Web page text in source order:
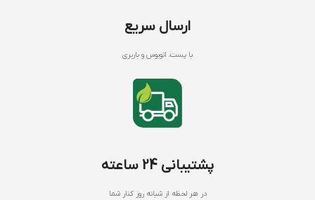
ارسال سریع
با پست، اتوبوس و باربری
پشتیبانی 24 ساعته
در هر لحظه از شبانه روز کنار شما